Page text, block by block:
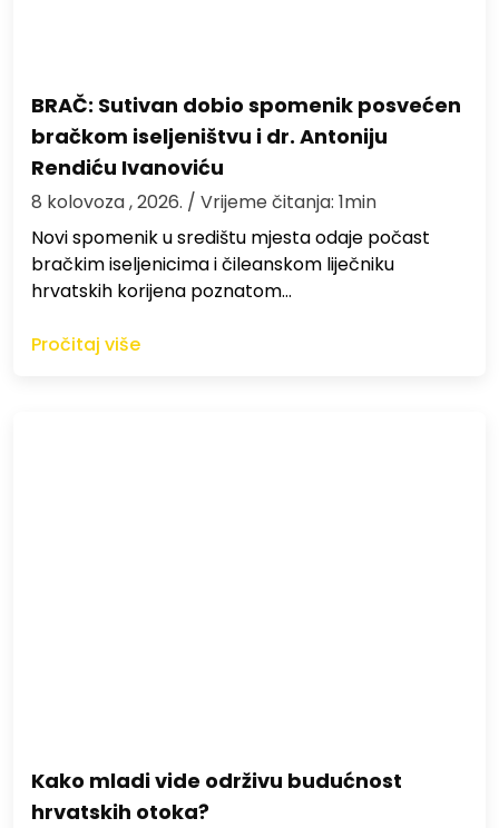
BRAČ: Sutivan dobio spomenik posvećen
bračkom iseljeništvu i dr. Antoniju
Rendiću Ivanoviću
8 kolovoza , 2026. / Vrijeme čitanja: 1min
Novi spomenik u središtu mjesta odaje počast
bračkim iseljenicima i čileanskom liječniku
hrvatskih korijena poznatom…
Pročitaj više
Kako mladi vide održivu budućnost
hrvatskih otoka?